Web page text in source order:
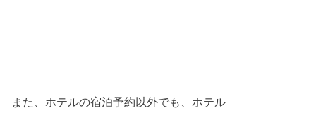
また、ホテルの宿泊予約以外でも、ホテル